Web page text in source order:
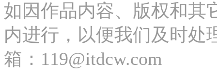
如因作品内容、版权和其
内进行，以便我们及时处
箱：119@itdcw.com